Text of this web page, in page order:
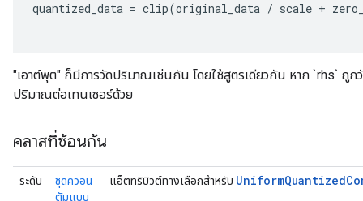
quantized_data = clip(original_data / scale +
"เอาต์พุต" ก็มีการวัดปริมาณเช่นกัน โดยใช้สูตรเดียวกัน หาก `rhs` ถู
ปริมาณต่อเทนเซอร์ด้วย
คลาสที่ซ้อนกัน
ระดับ
ชุดควอน
ตัมแบบ
แอ็ตทริบิวต์ทางเลือกสำหรับ UniformQuantized